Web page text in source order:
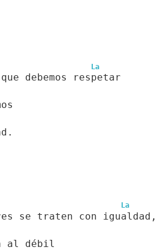
La
debemos respetar
La
se traten con igualdad,
al débil